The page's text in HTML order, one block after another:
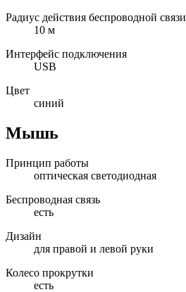
Радиус действия беспроводной связи
10 м
Интерфейс подключения
USB
Цвет
синий
Мышь
Принцип работы
оптическая светодиодная
Беспроводная связь
есть
Дизайн
для правой и левой руки
Колесо прокрутки
есть